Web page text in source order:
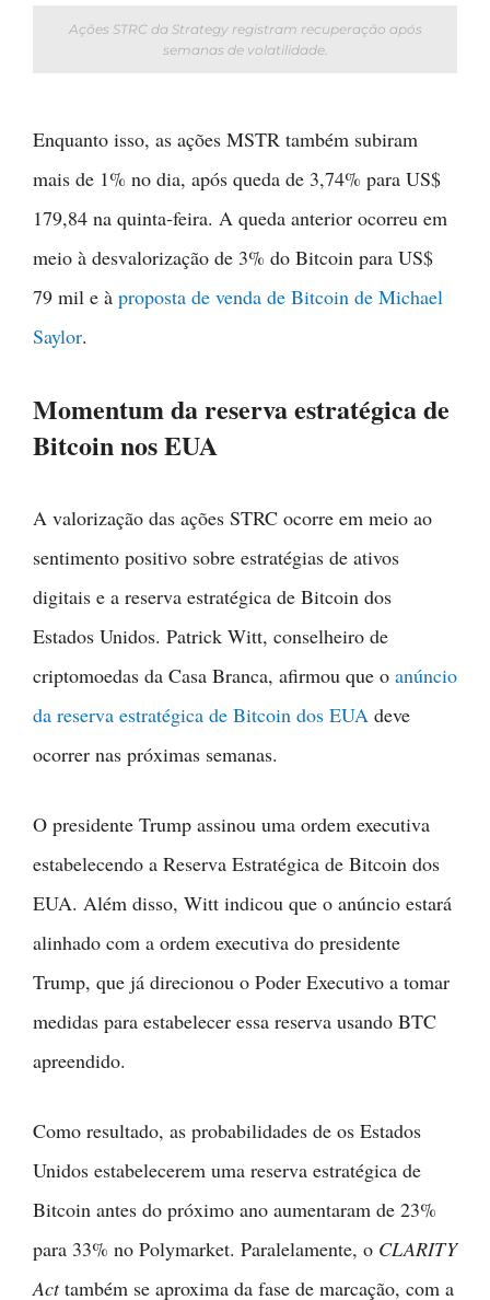
Ações STRC da Strategy registram recuperação após
semanas de volatilidade.
Enquanto isso, as ações MSTR também subiram
mais de 1% no dia, após queda de 3,74% para US$
179,84 na quinta-feira. A queda anterior ocorreu em
meio à desvalorização de 3% do Bitcoin para US$
79 mil e à proposta de venda de Bitcoin de Michael
Saylor.
Momentum da reserva estratégica de
Bitcoin nos EUA
A valorização das ações STRC ocorre em meio ao
sentimento positivo sobre estratégias de ativos
digitais e a reserva estratégica de Bitcoin dos
Estados Unidos. Patrick Witt, conselheiro de
criptomoedas da Casa Branca, afirmou que o anúncio
da reserva estratégica de Bitcoin dos EUA deve
ocorrer nas próximas semanas.
O presidente Trump assinou uma ordem executiva
estabelecendo a Reserva Estratégica de Bitcoin dos
EUA. Além disso, Witt indicou que o anúncio estará
alinhado com a ordem executiva do presidente
Trump, que já direcionou o Poder Executivo a tomar
medidas para estabelecer essa reserva usando BTC
apreendido.
Como resultado, as probabilidades de os Estados
Unidos estabelecerem uma reserva estratégica de
Bitcoin antes do próximo ano aumentaram de 23%
para 33% no Polymarket. Paralelamente, o CLARITY
Acttambém se aproxima da fase de marcação, com a